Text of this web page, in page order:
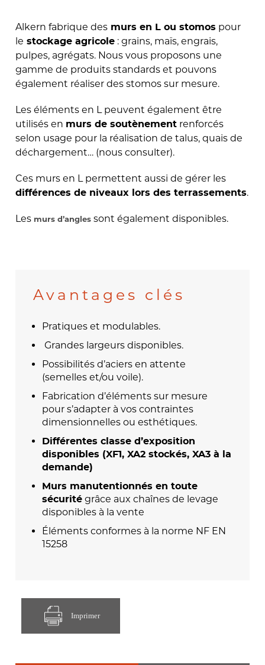
Alkern fabrique des murs en L ou stomos pour
le stockage agricole : grains, maïs, engrais,
pulpes, agrégats. Nous vous proposons une
gamme de produits standards et pouvons
également réaliser des stomos sur mesure.
Les éléments en L peuvent également être
utilisés en murs de soutènement renforcés
selon usage pour la réalisation de talus, quais de
déchargement… (nous consulter).
Ces murs en L permettent aussi de gérer les
différences de niveaux lors des terrassements.
Les murs d’angles sont également disponibles.
Avantages clés
Pratiques et modulables.
Grandes largeurs disponibles.
Possibilités d’aciers en attente
(semelles et/ou voile).
Fabrication d’éléments sur mesure
pour s’adapter à vos contraintes
dimensionnelles ou esthétiques.
Différentes classe d’exposition
disponibles (XF1, XA2 stockés, XA3 à la
demande)
Murs manutentionnés en toute
sécurité grâce aux chaînes de levage
disponibles à la vente
Éléments conformes à la norme NF EN
15258
Imprimer